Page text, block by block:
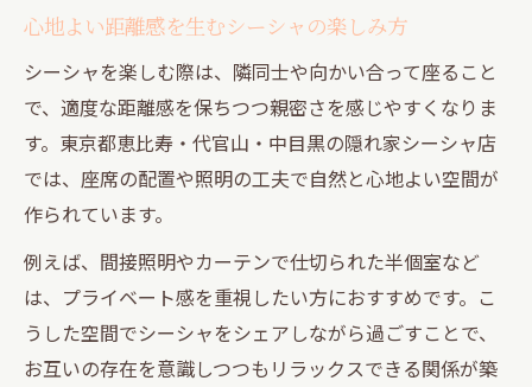
心地よい距離感を生むシーシャの楽しみ方
シーシャを楽しむ際は、隣同士や向かい合って座ること
で、適度な距離感を保ちつつ親密さを感じやすくなりま
す。東京都恵比寿・代官山・中目黒の隠れ家シーシャ店
では、座席の配置や照明の工夫で自然と心地よい空間が
作られています。
例えば、間接照明やカーテンで仕切られた半個室など
は、プライベート感を重視したい方におすすめです。こ
うした空間でシーシャをシェアしながら過ごすことで、
お互いの存在を意識しつつもリラックスできる関係が築